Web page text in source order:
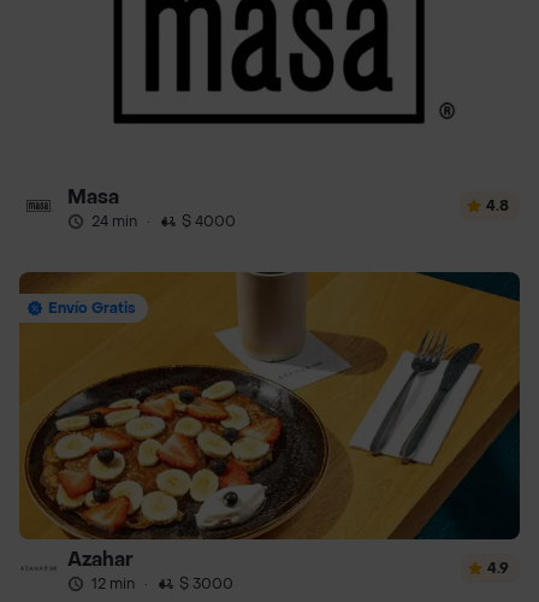
Masa
24 min · $ 4000
4.8
Envío Gratis
Azahar
12 min · $ 3000
4.9